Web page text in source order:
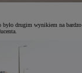
było drugim wynikiem na bardzo